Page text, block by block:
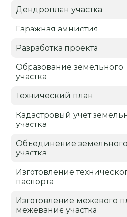
Дендроплан участка
Гаражная амнистия
Разработка проекта
Образование земельного
участка
Технический план
Кадастровый учет
участка
Объединение земельного
участка
Изготовление
паспорта
Изготовление межевого
межевание участка